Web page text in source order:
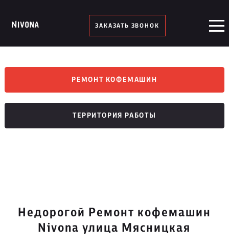
ЗАКАЗАТЬ ЗВОНОК
РЕМОНТ КОФЕМАШИН
ТЕРРИТОРИЯ РАБОТЫ
Недорогой Ремонт кофемашин
Nivona улица Мясницкая